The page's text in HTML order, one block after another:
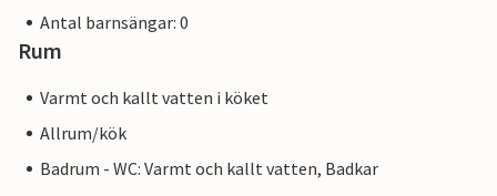
Antal barnsängar: 0
Rum
Varmt och kallt vatten i köket
Allrum/kök
Badrum - WC: Varmt och kallt vatten, Badkar